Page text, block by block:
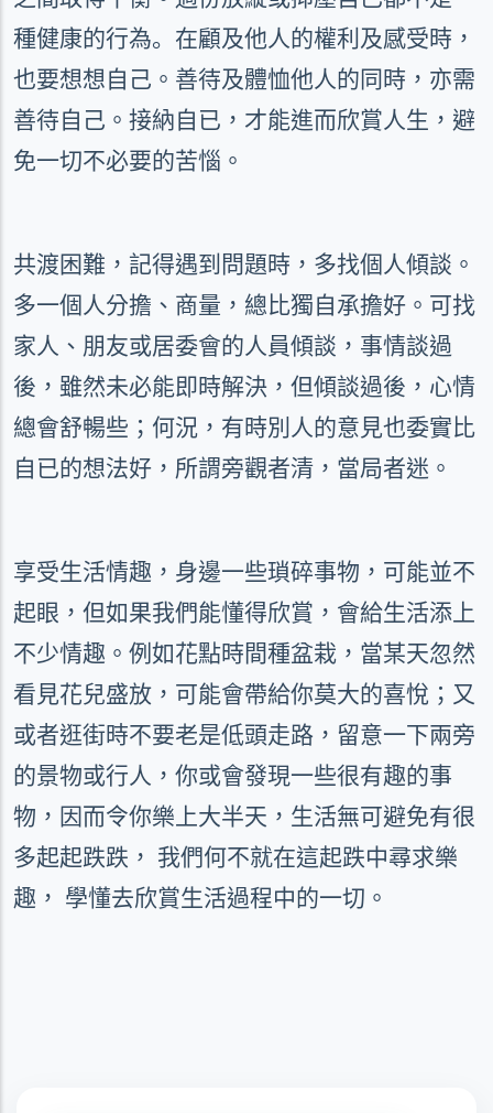
種健康的行為。 在顧及他人的權利及感受時，
也要想想自己。善待及體恤他人的同時，亦需
善待自己。接納自已，才能進而欣賞人生，避
免一切不必要的苦惱。
共渡困難，記得遇到問題時，多找個人傾談。
多一個人分擔、商量，總比獨自承擔好。可找
家人、朋友或居委會的人員傾談，事情談過
後，雖然未必能即時解決，但傾談過後，心情
總會舒暢些；何況，有時別人的意見也委實比
自已的想法好，所謂旁觀者清，當局者迷。
享受生活情趣，身邊一些瑣碎事物，可能並不
起眼，但如果我們能懂得欣賞，會給生活添上
不少情趣。例如花點時間種盆栽，當某天忽然
看見花兒盛放，可能會帶給你莫大的喜悅；又
或者逛街時不要老是低頭走路，留意一下兩旁
的景物或行人，你或會發現一些很有趣的事
物，因而令你樂上大半天，生活無可避免有很
多起起跌跌， 我們何不就在這起跌中尋求樂
趣， 學懂去欣賞生活過程中的一切。